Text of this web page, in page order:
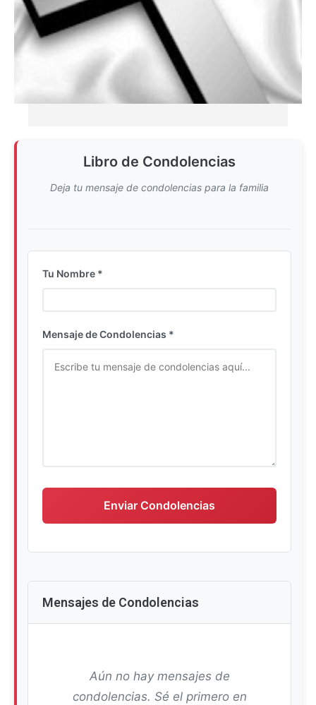
Libro de Condolencias
Deja tu mensaje de condolencias para la familia
Tu Nombre *
Mensaje de Condolencias *
Enviar Condolencias
Mensajes de Condolencias
Aún no hay mensajes de
condolencias. Sé el primero en